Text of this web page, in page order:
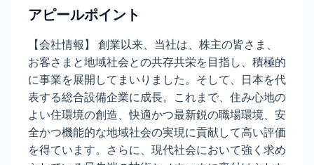
アピールポイント
【会社情報】 創業以来、当社は、株主の皆さま、
お客さまと地域社会との共存共栄を目指し、積極的
に事業を展開してまいりました。そして、日本を代
表する総合設備企業に成長。これまで、住み心地の
よい住環境の創造、快適かつ最新鋭の職場環境、安
全かつ機能的な地域社会の実現に貢献して高い評価
を得ています。さらに、現代社会において強く求め